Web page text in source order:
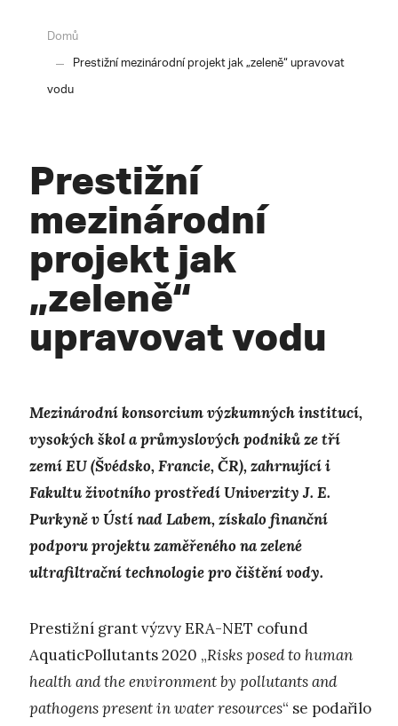
Domů
Prestižní mezinárodní projekt jak „zeleně“ upravovat
vodu
Prestižní
mezinárodní
projekt jak
„zeleně“
upravovat vodu
Mezinárodní konsorcium výzkumných institucí,
vysokých škol a průmyslových podniků ze tří
zemí EU (Švédsko, Francie, ČR), zahrnující i
Fakultu životního prostředí Univerzity J. E.
Purkyně v Ústí nad Labem, získalo finanční
podporu projektu zaměřeného na zelené
ultrafiltrační technologie pro čištění vody.
Prestižní grant výzvy ERA-NET cofund
AquaticPollutants 2020 „Risks posed to human
health and the environment by pollutants and
pathogens present in water resources“ se podařilo